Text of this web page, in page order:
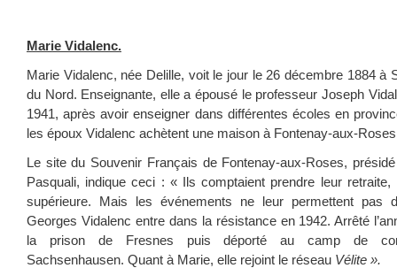
Marie Vidalenc.
Marie Vidalenc, née Delille, voit le jour le 26 décembre 1884 à
du Nord. Enseignante, elle a épousé le professeur Joseph
1941, après avoir enseigner dans différentes écoles en
les époux Vidalenc achètent une maison à Fontenay-aux-
Le site du Souvenir Français de Fontenay-aux-Roses,
Pasquali, indique ceci : « Ils comptaient prendre leur retraite,
supérieure. Mais les événements ne leur permettent pas
Georges Vidalenc entre dans la résistance en 1942. Arrêté
la prison de Fresnes puis déporté au camp de
Sachsenhausen. Quant à Marie, elle rejoint le réseau Vélite ».